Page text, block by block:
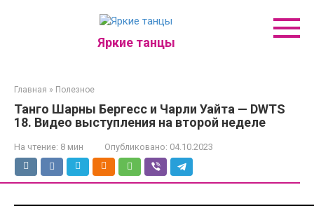
Яркие танцы
Главная » Полезное
Танго Шарны Бергесс и Чарли Уайта — DWTS
18. Видео выступления на второй неделе
На чтение: 8 мин Опубликовано: 04.10.2023